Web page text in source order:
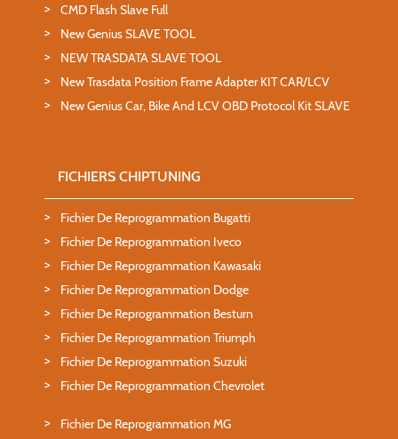
CMD Flash Slave Full
New Genius SLAVE TOOL
NEW TRASDATA SLAVE TOOL
New Trasdata Position Frame Adapter KIT CAR/LCV
New Genius Car, Bike And LCV OBD Protocol Kit SLAVE
FICHIERS CHIPTUNING
Fichier De Reprogrammation Bugatti
Fichier De Reprogrammation Iveco
Fichier De Reprogrammation Kawasaki
Fichier De Reprogrammation Dodge
Fichier De Reprogrammation Besturn
Fichier De Reprogrammation Triumph
Fichier De Reprogrammation Suzuki
Fichier De Reprogrammation Chevrolet
Fichier De Reprogrammation MG